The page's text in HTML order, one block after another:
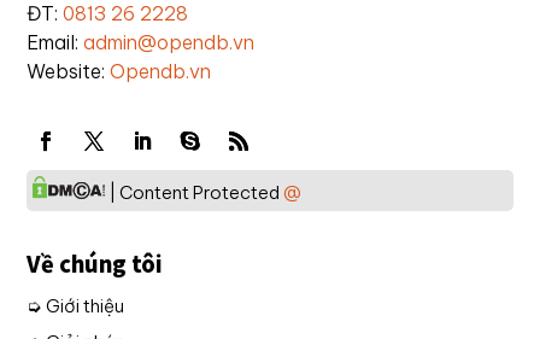
ĐT:0813 26 2228
Email:admin@opendb.vn
Website:Opendb.vn
| Content Protected@
Về chúng tôi
➭ Giới thiệu